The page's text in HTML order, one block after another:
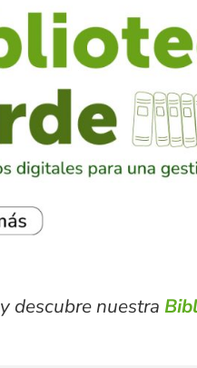
y descubre nuestra